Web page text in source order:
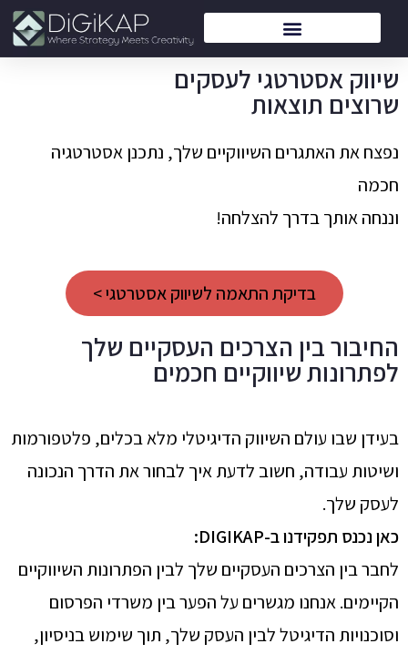
שיווק אסטרטגי לעסקים
שרוצים תוצאות
נפצח את האתגרים השיווקיים שלך, נתכנן אסטרטגיה
חכמה
וננחה אותך בדרך להצלחה!
בדיקת התאמה לשיווק אסטרטגי >
החיבור בין הצרכים העסקיים שלך
לפתרונות שיווקיים חכמים
בעידן שבו עולם השיווק הדיגיטלי מלא בכלים, פלטפורמות
ושיטות עבודה, חשוב לדעת איך לבחור את הדרך הנכונה
לעסק שלך.
כאן נכנס תפקידנו ב-DIGIKAP:
לחבר בין הצרכים העסקיים שלך לבין הפתרונות השיווקיים
הקיימים. אנחנו מגשרים על הפער בין משרדי הפרסום
וסוכנויות הדיגיטל לבין העסק שלך, תוך שימוש בניסיון,